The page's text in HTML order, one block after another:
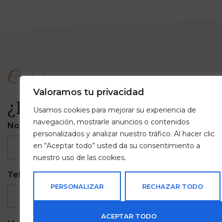
Valoramos tu privacidad
Usamos cookies para mejorar su experiencia de
navegación, mostrarle anuncios o contenidos
personalizados y analizar nuestro tráfico. Al hacer clic
en “Aceptar todo” usted da su consentimiento a
nuestro uso de las cookies.
PERSONALIZAR RECHAZAR TODO
ACEPTAR TODO
Contacto
¿En qué podemos
Nombre completo Email
Teléfono Empresa